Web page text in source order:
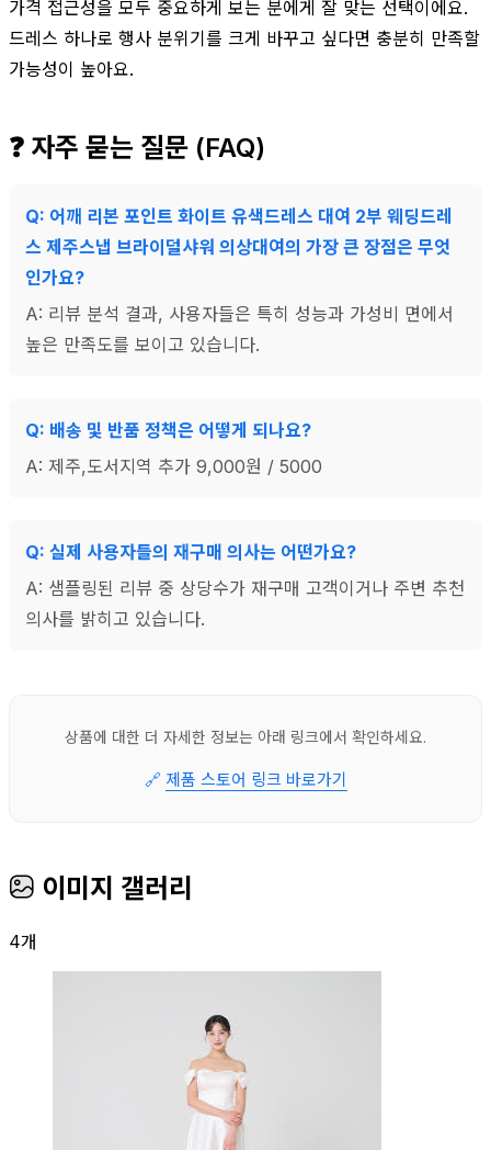
가격 접근성을 모두 중요하게 보는 분에게 잘 맞는 선택이에요.
드레스 하나로 행사 분위기를 크게 바꾸고 싶다면 충분히 만족할
가능성이 높아요.
❓ 자주 묻는 질문 (FAQ)
Q: 어깨 리본 포인트 화이트 유색드레스 대여 2부 웨딩드레
스 제주스냅 브라이덜샤워 의상대여의 가장 큰 장점은 무엇
인가요?
A: 리뷰 분석 결과, 사용자들은 특히 성능과 가성비 면에서
높은 만족도를 보이고 있습니다.
Q: 배송 및 반품 정책은 어떻게 되나요?
A: 제주,도서지역 추가 9,000원 / 5000
Q: 실제 사용자들의 재구매 의사는 어떤가요?
A: 샘플링된 리뷰 중 상당수가 재구매 고객이거나 주변 추천
의사를 밝히고 있습니다.
상품에 대한 더 자세한 정보는 아래 링크에서 확인하세요.
🔗 제품 스토어 링크 바로가기
이미지 갤러리
4개